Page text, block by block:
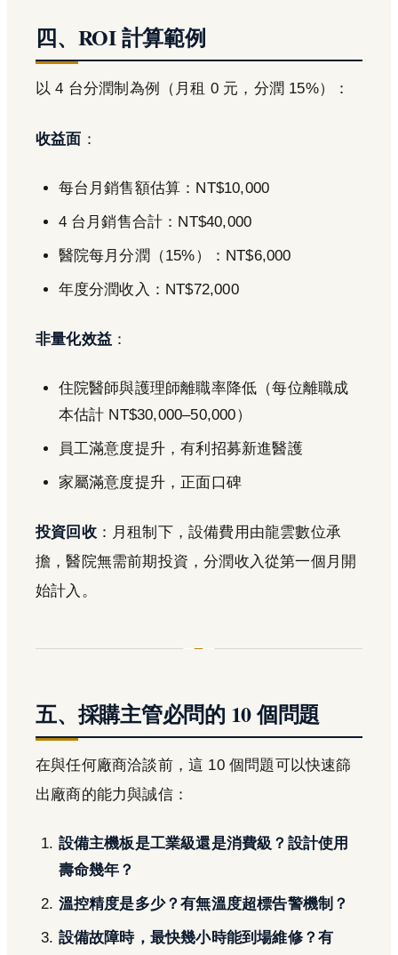
四、ROI 計算範例
以 4 台分潤制為例（月租 0 元，分潤 15%）：
收益面 ：
每台月銷售額估算：NT$10,000
4 台月銷售合計：NT$40,000
醫院每月分潤（15%）：NT$6,000
年度分潤收入：NT$72,000
非量化效益 ：
住院醫師與護理師離職率降低（每位離職成
本估計 NT$30,000–50,000）
員工滿意度提升，有利招募新進醫護
家屬滿意度提升，正面口碑
投資回收：月租制下，設備費用由龍雲數位承
擔，醫院無需前期投資，分潤收入從第一個月開
始計入。
五、採購主管必問的 10 個問題
在與任何廠商洽談前，這 10 個問題可以快速篩
出廠商的能力與誠信：
設備主機板是工業級還是消費級？設計使用
壽命幾年？
溫控精度是多少？有無溫度超標告警機制？
設備故障時，最快幾小時能到場維修？有